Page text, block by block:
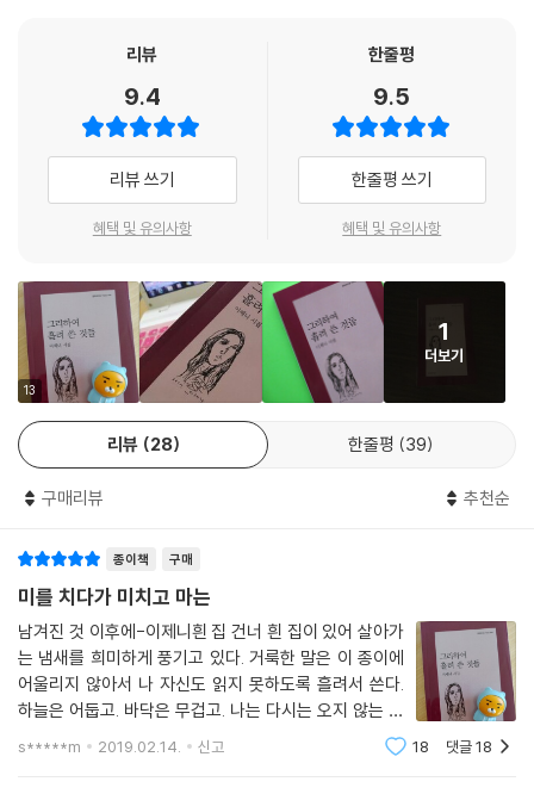
리뷰
9.4
리뷰 쓰기
혜택 및 유의사항
한줄평
9.5
한줄평 쓰기
혜택 및 유의사항
13
1
더보기
리뷰 28 한줄평 39
구매리뷰 추천순
종이책 구매
미를 치다가 미치고 마는
남겨진 것 이후에-이제니흰 집 건너 흰 집이 있어 살아가
는 냄새를 희미하게 풍기고 있다. 거룩한 말은 이 종이에
어울리지 않아서 나 자신도 읽지 못하도록 흘려서 쓴다.
하늘은 어둡고. 바닥은 무겁고. 나는 다시는 오지 않는 사
람을 가지게 되었고. 너는 말 할 수 없는 말을 내뱉고 읽히
지 않는 문장이 되었다. 낮잠에서 깨어나 문득 울음을 터
s*****m 2019.02.14. 신고 18 댓글18